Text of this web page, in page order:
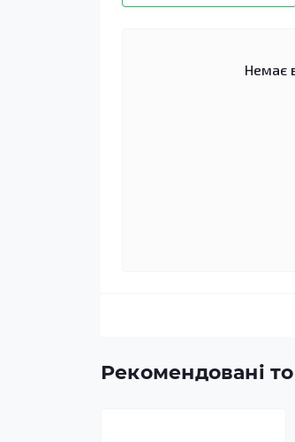
Немає
Рекомендовані